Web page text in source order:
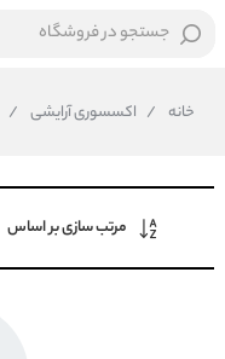
جستجو در فروشگاه
خانه / اکسسوری آرایشی /
مرتب سازی بر اساس